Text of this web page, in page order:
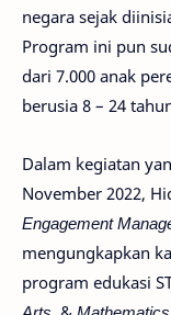
negara sejak
Program ini pun
dari 7.000 anak
berusia 8 – 24
Dalam kegiatan
November 2022,
Engagement
mengungkapkan
program edukasi